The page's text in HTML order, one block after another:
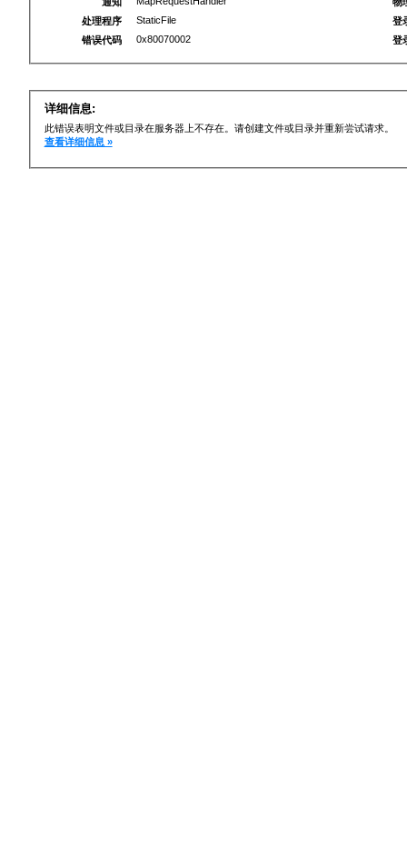
处理程序
StaticFile
错误代码
0x80070002
登
登
详细信息:
此错误表明文件或目录在服务器上不存在。请创建文件或目录并重新尝试请求。
查看详细信息 »